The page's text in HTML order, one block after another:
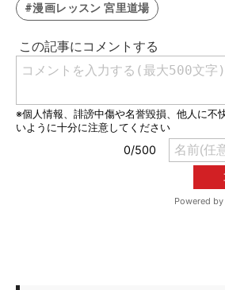
#漫画レッスン 宮里道場